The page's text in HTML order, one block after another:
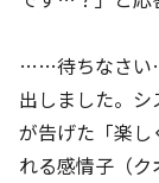
……待ちなさい
出しました。
が告げた「楽
れる感情子（